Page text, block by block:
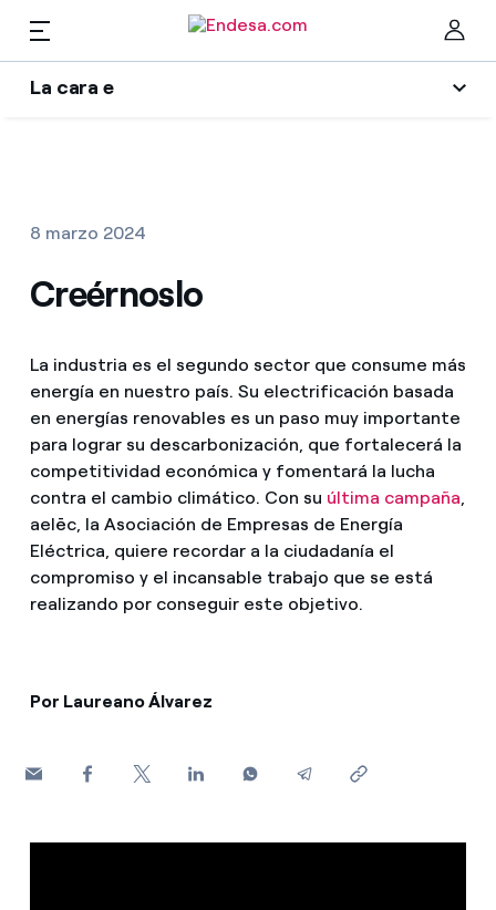
La cara e
Autores
Blog de Endesa
La era de la electrificación
Una respuesta
El legado que seremos
Hogares
Encuentra la tarifa que más te conviene
Compara nuestras tarifas de empresa y ahorra
Por cada kWh que ahorres, te descontamos otro
¿Cómo cambiar el titular del contrato?
¿Has recibido una oferta para cambiar de
Servicios
PARA TI
Solar
Climatización
Compromiso
Blog
ES
8 marzo 2024
Creérnoslo
La industria es el segundo sector que consume más
energía en nuestro país. Su electrificación basada
en energías renovables es un paso muy importante
para lograr su descarbonización, que fortalecerá la
competitividad económica y fomentará la lucha
contra el cambio climático. Con su última campaña,
aelēc, la Asociación de Empresas de Energía
Eléctrica, quiere recordar a la ciudadanía el
compromiso y el incansable trabajo que se está
realizando por conseguir este objetivo.
Por Laureano Álvarez